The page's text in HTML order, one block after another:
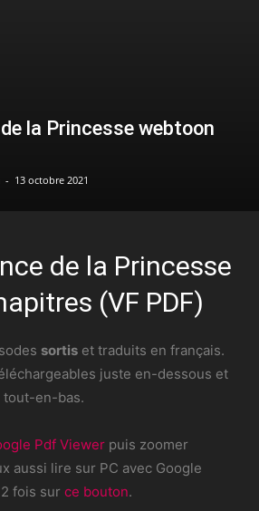
la Princesse webtoon
- 13 octobre 2021
de la Princesse
(VF PDF)
sortis et traduits en français.
juste en-dessous et
tout-en-bas.
Pdf Viewer puis zoomer
aussi lire sur PC avec Google
fois sur ce bouton.